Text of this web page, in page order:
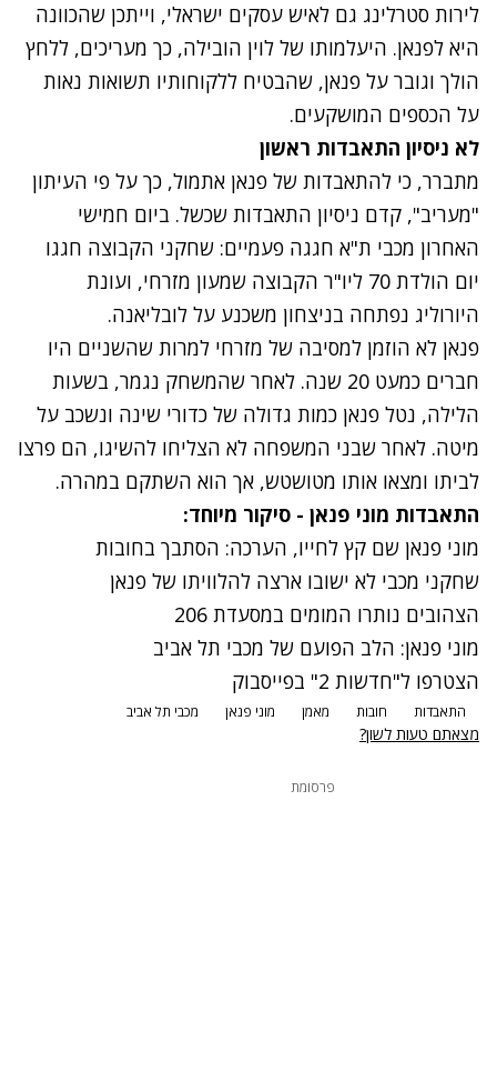
לירות סטרלינג גם לאיש עסקים ישראלי, וייתכן שהכוונה
היא לפנאן. היעלמותו של לוין הובילה, כך מעריכים, ללחץ
הולך וגובר על פנאן, שהבטיח ללקוחותיו תשואות נאות
על הכספים המושקעים.
לא ניסיון התאבדות ראשון
מתברר, כי להתאבדות של פנאן אתמול, כך על פי העיתון
"מעריב", קדם ניסיון התאבדות שכשל. ביום חמישי
האחרון מכבי ת"א חגגה פעמיים: שחקני הקבוצה חגגו
יום הולדת 70 ליו"ר הקבוצה שמעון מזרחי, ועונת
היורוליג נפתחה בניצחון משכנע על לובליאנה.
פנאן לא הוזמן למסיבה של מזרחי למרות שהשניים היו
חברים כמעט 20 שנה. לאחר שהמשחק נגמר, בשעות
הלילה, נטל פנאן כמות גדולה של כדורי שינה ונשכב על
מיטה. לאחר שבני המשפחה לא הצליחו להשיגו, הם פרצו
לביתו ומצאו אותו מטושטש, אך הוא השתקם במהרה.
התאבדות מוני פנאן - סיקור מיוחד:
מוני פנאן שם קץ לחייו, הערכה: הסתבך בחובות
שחקני מכבי לא ישובו ארצה להלוויתו של פנאן
הצהובים נותרו המומים במסעדת 206
מוני פנאן: הלב הפועם של מכבי תל אביב
הצטרפו ל"חדשות 2" בפייסבוק
התאבדות חובות מאמן מוני פנאן מכבי תל אביב
מצאתם טעות לשון?
פרסומת